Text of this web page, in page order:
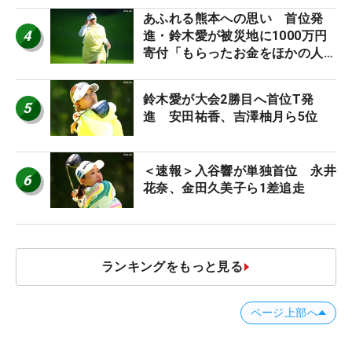
4
あふれる熊本への思い 首位発
進・鈴木愛が被災地に1000万円
寄付「もらったお金をほかの人
5
鈴木愛が大会2勝目へ首位T発
進 安田祐香、吉澤柚月ら5位
6
＜速報＞入谷響が単独首位 永井
花奈、金田久美子ら1差追走
ランキングをもっと見る
ページ上部へ